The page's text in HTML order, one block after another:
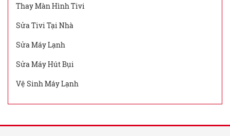
Thay Màn Hình Tivi
Sửa Tivi Tại Nhà
Sửa Máy Lạnh
Sửa Máy Hút Bụi
Vệ Sinh Máy Lạnh